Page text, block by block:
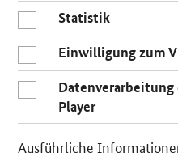
Statistik
Einwilligung zum
Datenverarbeitung
Player
Ausführliche